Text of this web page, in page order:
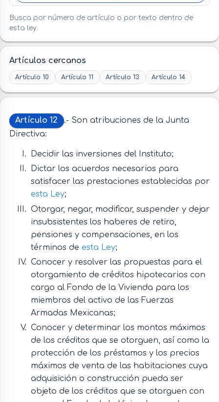
Busca por número de artículo o por texto dentro de
esta ley.
Artículos cercanos
Artículo 10 Artículo 11 Artículo 13 Artículo 14
Artículo 12
.- Son atribuciones de la Junta
Directiva:
Decidir las inversiones del Instituto;
Dictar los acuerdos necesarios para
satisfacer las prestaciones establecidas por
esta Ley;
Otorgar, negar, modificar, suspender y dejar
insubsistentes los haberes de retiro,
pensiones y compensaciones, en los
términos de esta Ley;
Conocer y resolver las propuestas para el
otorgamiento de créditos hipotecarios con
cargo al Fondo de la Vivienda para los
miembros del activo de las Fuerzas
Armadas Mexicanas;
Conocer y determinar los montos máximos
de los créditos que se otorguen, así como la
protección de los préstamos y los precios
máximos de venta de las habitaciones cuya
adquisición o construcción pueda ser
objeto de los créditos que se otorguen con